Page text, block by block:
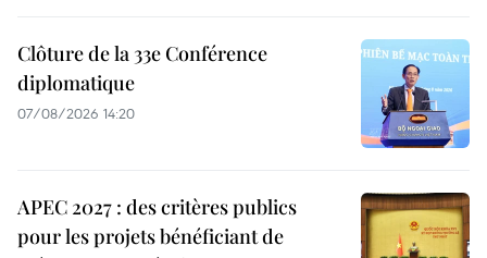
Clôture de la 33e Conférence
diplomatique
07/08/2026 14:20
APEC 2027 : des critères publics
pour les projets bénéficiant de